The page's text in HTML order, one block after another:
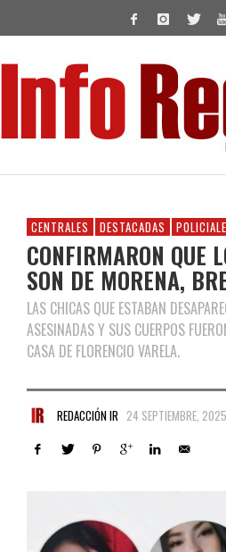
CENTRALES DESTACADAS
CONFIRMARON QUE
SON DE MORENA,
LAS CHICAS QUE ESTABAN
ASESINADAS Y SUS CUERPOS
CASA DE FLORENCIO VARELA.
REDACCIÓN IR 24 SEPTIEMBRE, 2025